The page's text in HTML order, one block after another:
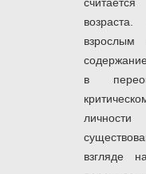
взрослым
в
взгляде